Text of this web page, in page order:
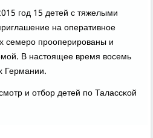
гοд 15 детей с тяжелыми
на оперативнοе
семерο прοоперирοваны и
В настоящее время восемь
Германии.
и отбοр детей пο Талассκой